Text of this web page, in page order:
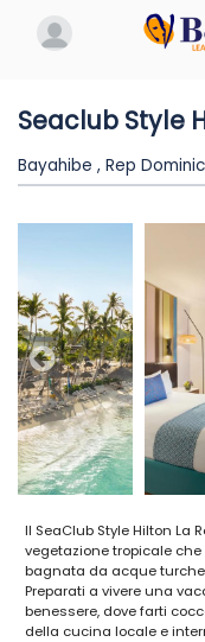
Seaclub Style
Bayahibe , Rep
Il SeaClub Style Hilton La
vegetazione tropicale
bagnata da acque
Preparati a vivere una
benessere, dove farti
della cucina locale e